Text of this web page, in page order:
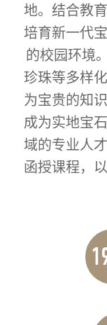
地。结合教
培育新一代
的校园环境
珍珠等多样
为宝贵的知
成为实地宝
域的专业人
函授课程，